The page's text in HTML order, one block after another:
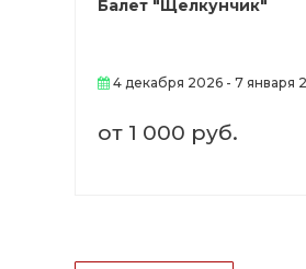
Балет "Щелкунчик"
4 декабря 2026 - 7 января
от 1 000 руб.